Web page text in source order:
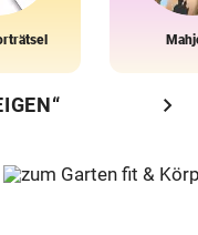
chevron_right